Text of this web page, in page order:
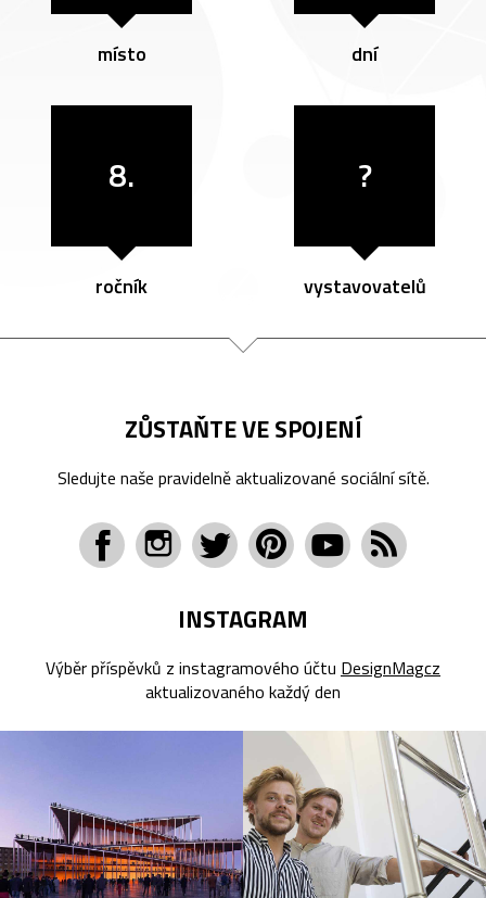
místo dní
8.
ročník
?
vystavovatelů
ZŮSTAŇTE VE SPOJENÍ
Sledujte naše pravidelně aktualizované sociální sítě.
INSTAGRAM
Výběr příspěvků z instagramového účtu DesignMagcz
aktualizovaného každý den